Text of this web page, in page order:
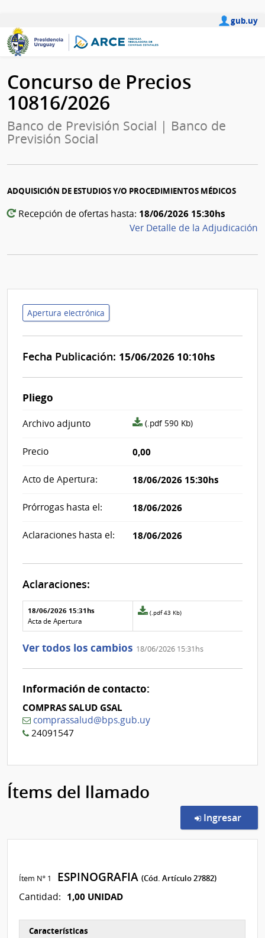
gub.uy
Concurso de Precios
10816/2026
Banco de Previsión Social | Banco de
Previsión Social
ADQUISICIÓN DE ESTUDIOS Y/O PROCEDIMIENTOS MÉDICOS
Recepción de ofertas hasta: 18/06/2026 15:30hs
Ver Detalle de la Adjudicación
Apertura electrónica
Fecha Publicación: 15/06/2026 10:10hs
Pliego
Archivo adjunto
archivo
(.pdf 590 Kb)
Precio 0,00
Acto de Apertura: 18/06/2026 15:30hs
Prórrogas hasta el: 18/06/2026
Aclaraciones hasta el: 18/06/2026
Aclaraciones:
Aclaraciones del llamado
Fecha y
texto de
la
Archivo
de la
18/06/2026 15:31hs
Acta de Apertura
Archivo
de
aclaración
0
(.pdf 43 Kb)
Ver todos los cambios 18/06/2026 15:31hs
Información de contacto:
COMPRAS SALUD GSAL
comprassalud@bps.gub.uy
24091547
Ítems del llamado
Ingresar
Ítem Nº 1 ESPINOGRAFIA(Cód. Artículo 27882)
Cantidad: 1,00 UNIDAD
Características